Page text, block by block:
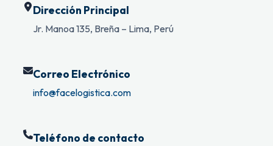
Dirección Principal
Jr. Manoa 135, Breña – Lima, Perú
Correo Electrónico
info@facelogistica.com
Teléfono de contacto